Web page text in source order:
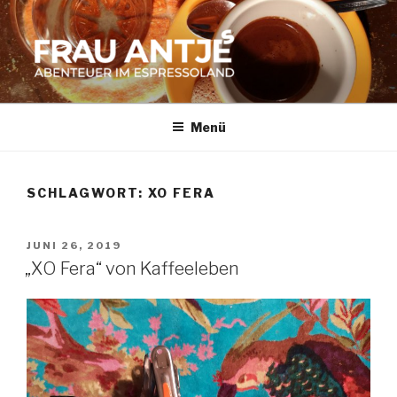
Zum
Inhalt
springen
FRAU ANTJES
Abenteuer im Espresso-Land
Menü
SCHLAGWORT: XO FERA
VERÖFFENTLICHT
AM
JUNI 26, 2019
„XO Fera“ von Kaffeeleben